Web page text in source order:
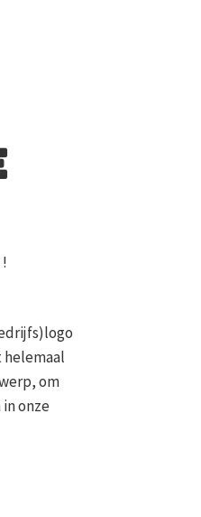
om
onze